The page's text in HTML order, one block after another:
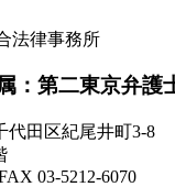
：第二東京弁護
代田区紀尾井町3-8
03-5212-6070